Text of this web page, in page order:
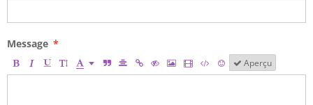
Message
Aperçu